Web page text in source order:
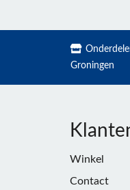
Groningen
Winkel
Contact